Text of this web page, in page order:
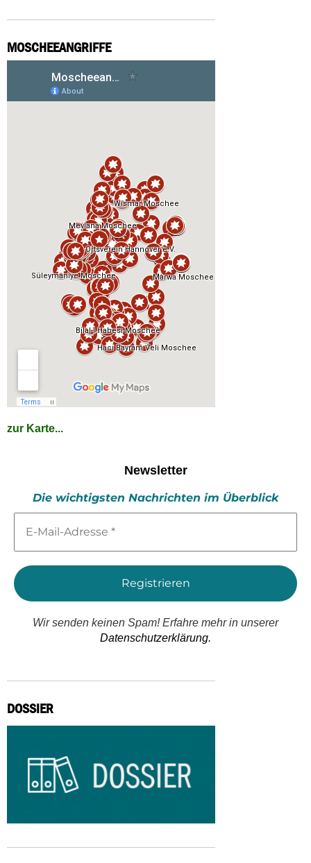
MOSCHEEANGRIFFE
zur Karte...
Newsletter
Die wichtigsten Nachrichten im Überblick
Mail-
*
Wir senden keinen Spam! Erfahre mehr in unserer
Datenschutzerklärung.
DOSSIER